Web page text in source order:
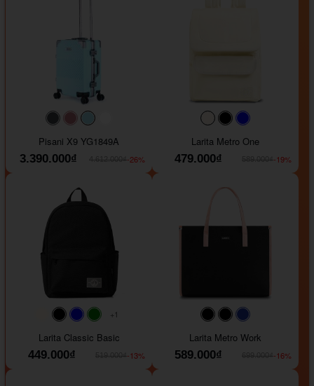
#40454a#b76e79
#9ad8e7
Pisani X9 YG1849A
3.390.000₫
-26%
#faf0e6#000000
Larita Metro One
479.000₫
-19%
#faf0e6
#000000#0000FF#008000
+1
Larita Classic Basic
449.000₫
-13%
#000000#000000
Larita Metro Work
589.000₫
-16%